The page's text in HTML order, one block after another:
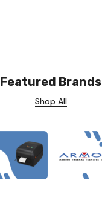
Featured Brands
Shop All